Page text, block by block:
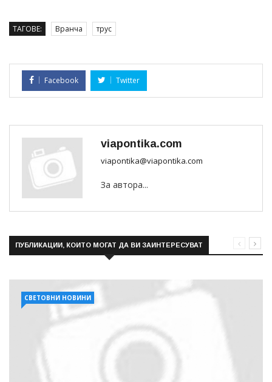
ТАГОВЕ: Вранча трус
Facebook Twitter
viapontika.com
viapontika@viapontika.com
За автора...
ПУБЛИКАЦИИ, КОИТО МОГАТ ДА ВИ ЗАИНТЕРЕСУВАТ
СВЕТОВНИ НОВИНИ